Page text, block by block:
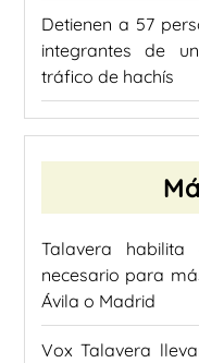
Detienen a 57
integrantes de
tráfico de hachís
Talavera
necesario para
Ávila o Madrid
Vox Talavera